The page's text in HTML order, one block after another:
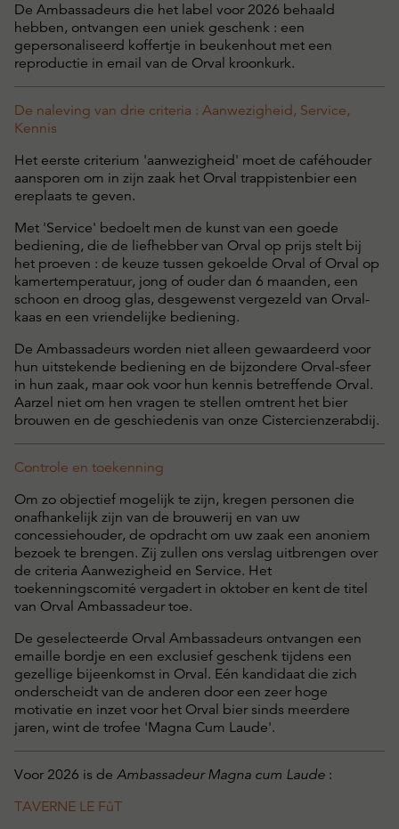
De Ambassadeurs die het label voor 2026 behaald
hebben, ontvangen een uniek geschenk : een
gepersonaliseerd koffertje in beukenhout met een
reproductie in email van de Orval kroonkurk.
De naleving van drie criteria : Aanwezigheid, Service,
Kennis
Het eerste criterium 'aanwezigheid' moet de caféhouder
aansporen om in zijn zaak het Orval trappistenbier een
ereplaats te geven.
Met 'Service' bedoelt men de kunst van een goede
bediening, die de liefhebber van Orval op prijs stelt bij
het proeven : de keuze tussen gekoelde Orval of Orval op
kamertemperatuur, jong of ouder dan 6 maanden, een
schoon en droog glas, desgewenst vergezeld van Orval-
kaas en een vriendelijke bediening.
De Ambassadeurs worden niet alleen gewaardeerd voor
hun uitstekende bediening en de bijzondere Orval-sfeer
in hun zaak, maar ook voor hun kennis betreffende Orval.
Aarzel niet om hen vragen te stellen omtrent het bier
brouwen en de geschiedenis van onze Cistercienzerabdij.
Controle en toekenning
Om zo objectief mogelijk te zijn, kregen personen die
onafhankelijk zijn van de brouwerij en van uw
concessiehouder, de opdracht om uw zaak een anoniem
bezoek te brengen. Zij zullen ons verslag uitbrengen over
de criteria Aanwezigheid en Service. Het
toekenningscomité vergadert in oktober en kent de titel
van Orval Ambassadeur toe.
De geselecteerde Orval Ambassadeurs ontvangen een
emaille bordje en een exclusief geschenk tijdens een
gezellige bijeenkomst in Orval. Eén kandidaat die zich
onderscheidt van de anderen door een zeer hoge
motivatie en inzet voor het Orval bier sinds meerdere
jaren, wint de trofee 'Magna Cum Laude'.
Voor 2026 is de Ambassadeur Magna cum Laude :
TAVERNE LE FûT